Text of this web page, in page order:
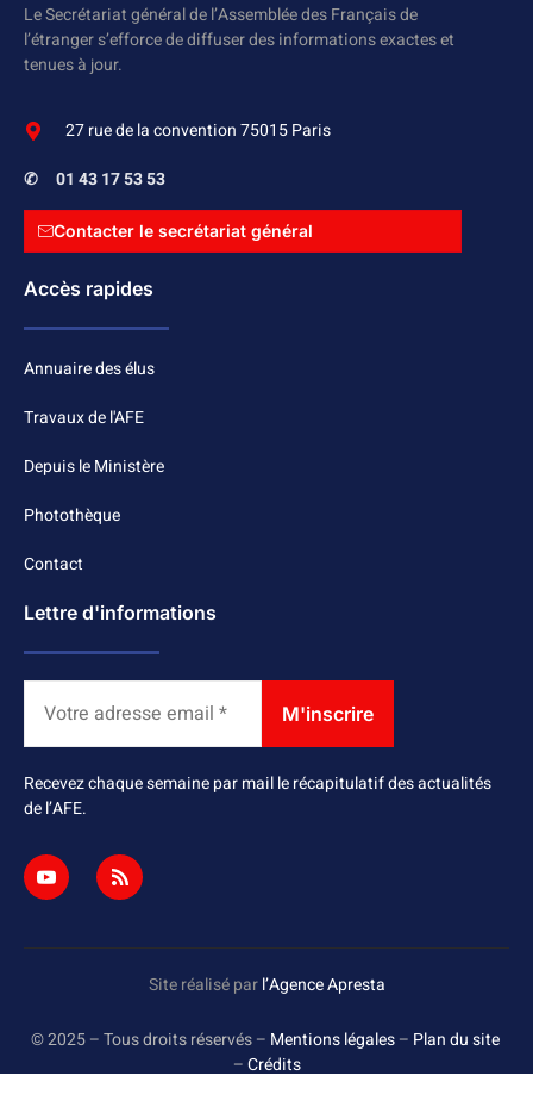
Le Secrétariat général de l’Assemblée des Français de
l’étranger s’efforce de diffuser des informations exactes et
tenues à jour.
27 rue de la convention 75015 Paris
✆ 01 43 17 53 53
Contacter le secrétariat général
Accès rapides
Annuaire des élus
Travaux de l'AFE
Depuis le Ministère
Photothèque
Contact
Lettre d'informations
Recevez chaque semaine par mail le récapitulatif des actualités
de l’AFE.
Site réalisé parl’Agence Apresta
© 2025 – Tous droits réservés – Mentions légales– Plan du site
–Crédits